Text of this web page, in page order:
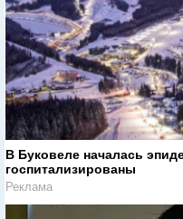
В Буковеле началась
госпитализированы
Реклама